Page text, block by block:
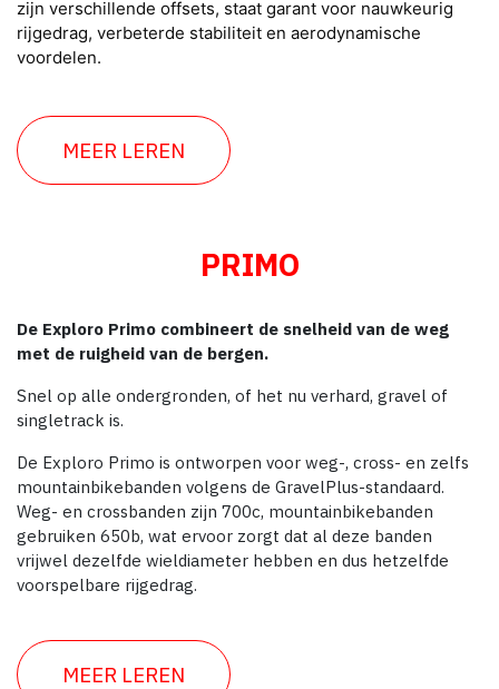
zijn verschillende offsets, staat garant voor nauwkeurig
rijgedrag, verbeterde stabiliteit en aerodynamische
voordelen.
MEER LEREN
PRIMO
De Exploro Primo combineert de snelheid van de weg
met de ruigheid van de bergen.
Snel op alle ondergronden, of het nu verhard, gravel of
singletrack is.
De Exploro Primo is ontworpen voor weg-, cross- en zelfs
mountainbikebanden volgens de GravelPlus-standaard.
Weg- en crossbanden zijn 700c, mountainbikebanden
gebruiken 650b, wat ervoor zorgt dat al deze banden
vrijwel dezelfde wieldiameter hebben en dus hetzelfde
voorspelbare rijgedrag.
MEER LEREN